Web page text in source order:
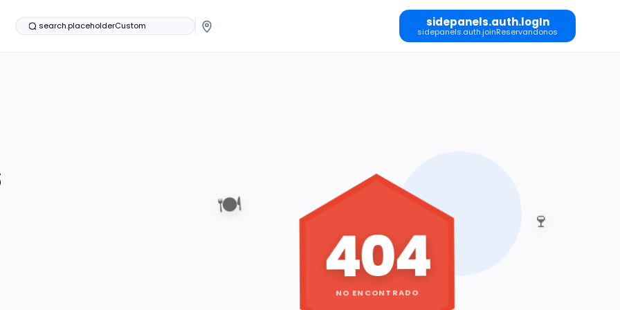
search.placeholderCustom sidepanels.auth.logIn
sidepanels.auth.joinReservandonos
🍽️ 🍷
404
NO ENCONTRADO